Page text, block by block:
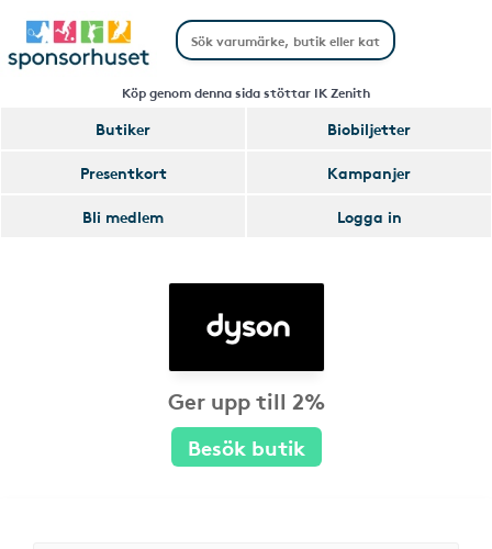
Köp genom denna sida stöttar IK Zenith
Butiker
Biobiljetter
Presentkort
Kampanjer
Bli medlem
Logga in
Ger upp till 2%
Besök butik